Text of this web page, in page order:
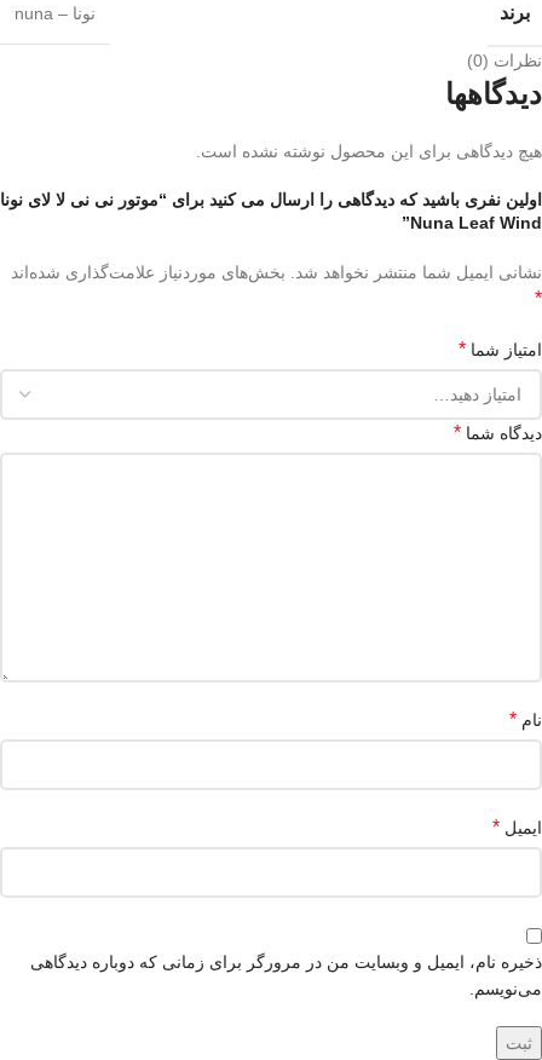
برند نونا – nuna
نظرات (0)
دیدگاهها
هیچ دیدگاهی برای این محصول نوشته نشده است.
اولین نفری باشید که دیدگاهی را ارسال می کنید برای “موتور نی نی لا لای نونا
Nuna Leaf Wind”
نشانی ایمیل شما منتشر نخواهد شد. بخش‌های موردنیاز علامت‌گذاری شده‌اند
*
امتیاز شما *
دیدگاه شما *
نام *
ایمیل *
ذخیره نام، ایمیل و وبسایت من در مرورگر برای زمانی که دوباره دیدگاهی
می‌نویسم.